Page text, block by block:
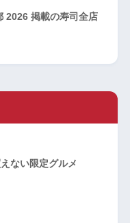
2026 掲載の寿司全店
ない限定グルメ